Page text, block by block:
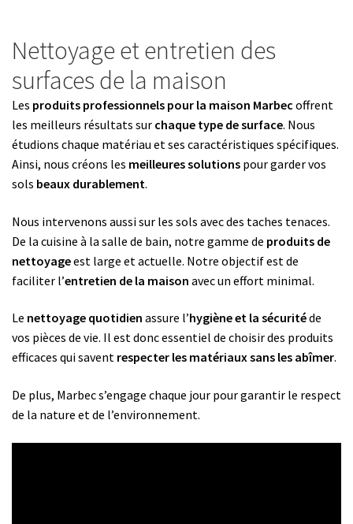
Nettoyage et entretien des
surfaces de la maison
Les produits professionnels pour la maison Marbec offrent
les meilleurs résultats sur chaque type de surface. Nous
étudions chaque matériau et ses caractéristiques spécifiques.
Ainsi, nous créons les meilleures solutions pour garder vos
sols beaux durablement.
Nous intervenons aussi sur les sols avec des taches tenaces.
De la cuisine à la salle de bain, notre gamme de produits de
nettoyageest large et actuelle. Notre objectif est de
faciliter l’entretien de la maison avec un effort minimal.
Le nettoyage quotidien assure l’hygiène et la sécuritéde
vos pièces de vie. Il est donc essentiel de choisir des produits
efficaces qui savent respecter les matériaux sans les abîmer.
De plus, Marbec s’engage chaque jour pour garantir le respect
de la nature et de l’environnement.